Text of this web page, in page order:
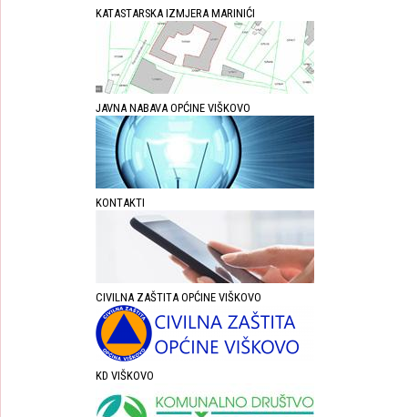
KATASTARSKA IZMJERA MARINIĆI
JAVNA NABAVA OPĆINE VIŠKOVO
KONTAKTI
CIVILNA ZAŠTITA OPĆINE VIŠKOVO
KD VIŠKOVO